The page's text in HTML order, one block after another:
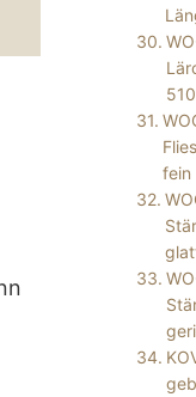
fein